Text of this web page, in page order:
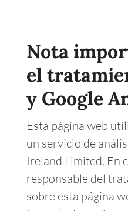
Nota
el
y Google
Esta página web
un servicio de
Ireland Limited. En
responsable del
sobre esta página